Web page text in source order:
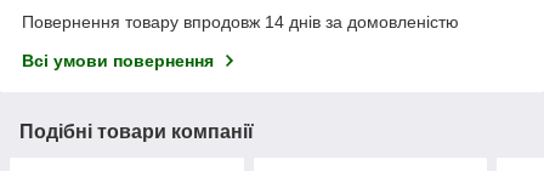
Повернення товару впродовж 14 днів за домовленістю
Всі умови повернення
Подібні товари компанії